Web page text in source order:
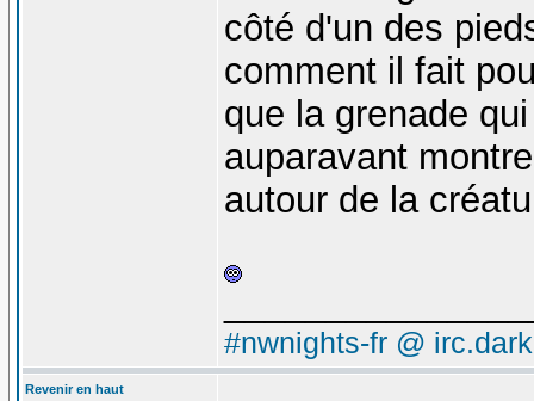
côté d'un des
comment il fait
que la grenade
auparavant
autour de la
#nwnights-fr @
Revenir en haut